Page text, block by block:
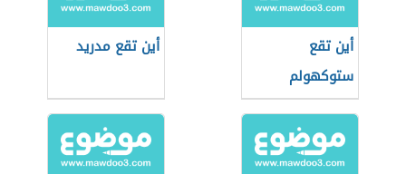
أين تقع
ستوكهولم
أين تقع مدريد